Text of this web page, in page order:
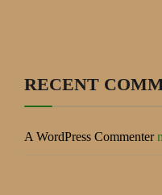
RECENT
A WordPress Commenter